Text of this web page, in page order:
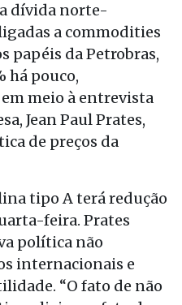
dívida norte-
a commodities
papéis da Petrobras,
há pouco,
meio à entrevista
Jean Paul Prates,
de preços da
tipo A terá redução
feira. Prates
política não
internacionais e
“O fato de não